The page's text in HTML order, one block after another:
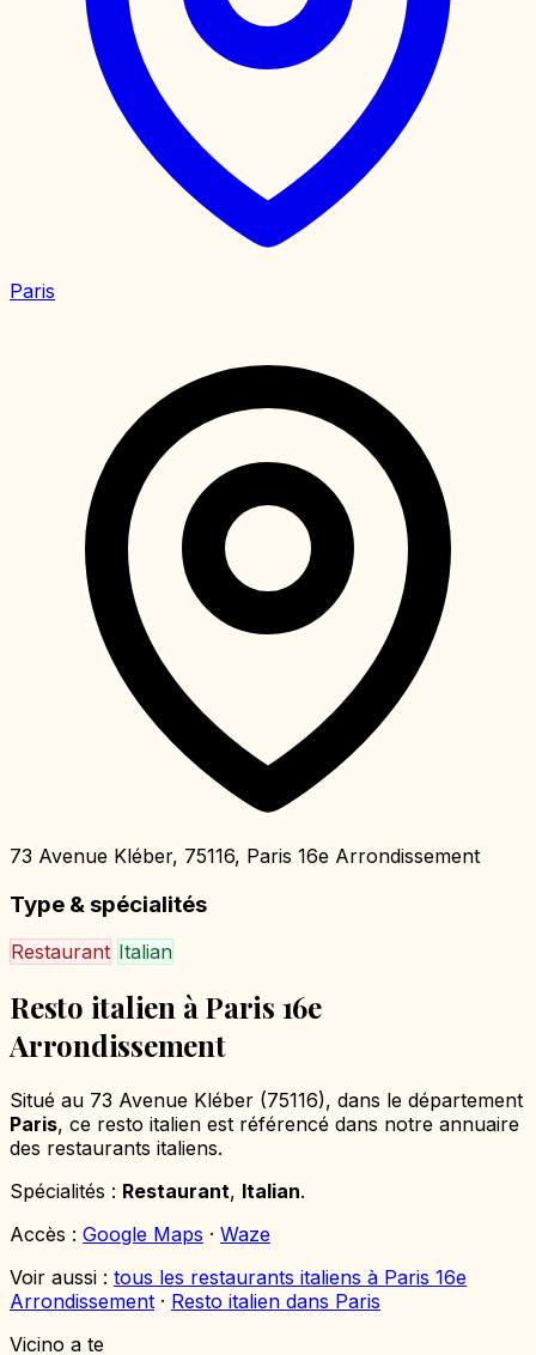
Paris
73 Avenue Kléber, 75116, Paris 16e Arrondissement
Type & spécialités
Restaurant Italian
Resto italien à Paris 16e
Arrondissement
Situé au 73 Avenue Kléber (75116), dans le département
Paris, ce resto italien est référencé dans notre annuaire
des restaurants italiens.
Spécialités : Restaurant, Italian.
Accès : Google Maps · Waze
Voir aussi : tous les restaurants italiens à Paris 16e
Arrondissement · Resto italien dans Paris
Vicino a te